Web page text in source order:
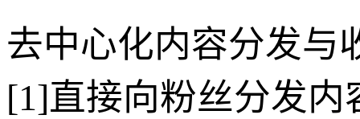
去中心化内容分发与
[1]直接向粉丝分发